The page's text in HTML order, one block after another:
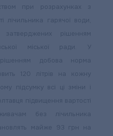
при розрахунках з
лічильника гарячої води,
рішенням
міської ради. У
рішенням добова норма
120 літрів на кожну
підсумку всі ці зміни і
підвищення вартості
без лічильника
майже 93 грн на